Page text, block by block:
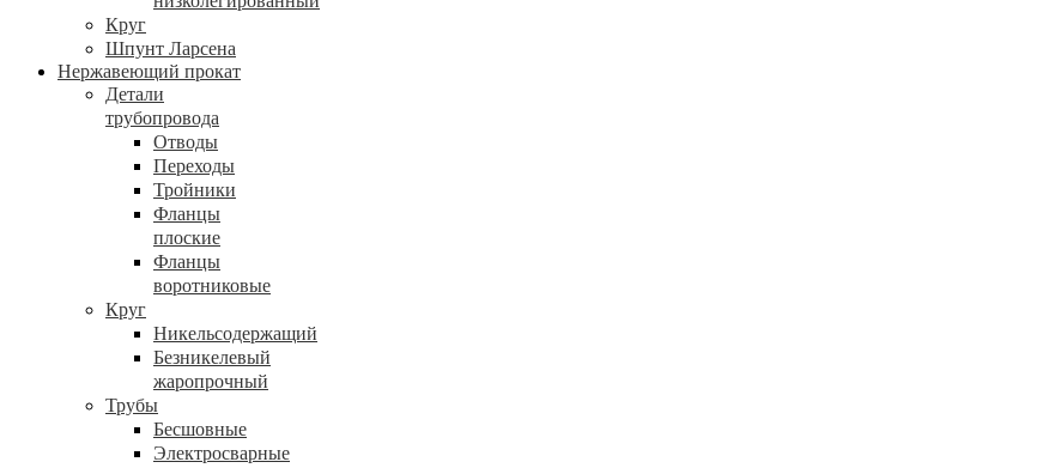
Круг
Шпунт Ларсена
Нержавеющий прокат
Детали
трубопровода
Отводы
Переходы
Тройники
Фланцы
плоские
Фланцы
воротниковые
Круг
Никельсодержащий
Безникелевый
жаропрочный
Трубы
Бесшовные
Электросварные